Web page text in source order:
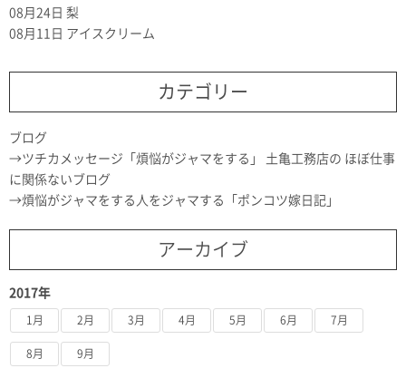
08月24日 梨
08月11日 アイスクリーム
カテゴリー
ブログ
ツチカメッセージ「煩悩がジャマをする」 土亀工務店の ほぼ仕事
に関係ないブログ
煩悩がジャマをする人をジャマする「ポンコツ嫁日記」
アーカイブ
2017年
1月 2月 3月 4月 5月 6月 7月
8月 9月